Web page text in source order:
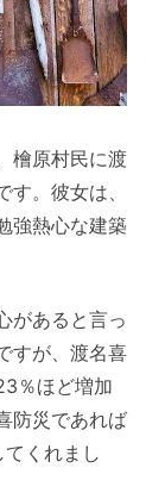
檜原村民に渡
。彼女は、
強熱心な建築
があると言っ
すが、渡名喜
％ほど増加
防災であれば
くれまし